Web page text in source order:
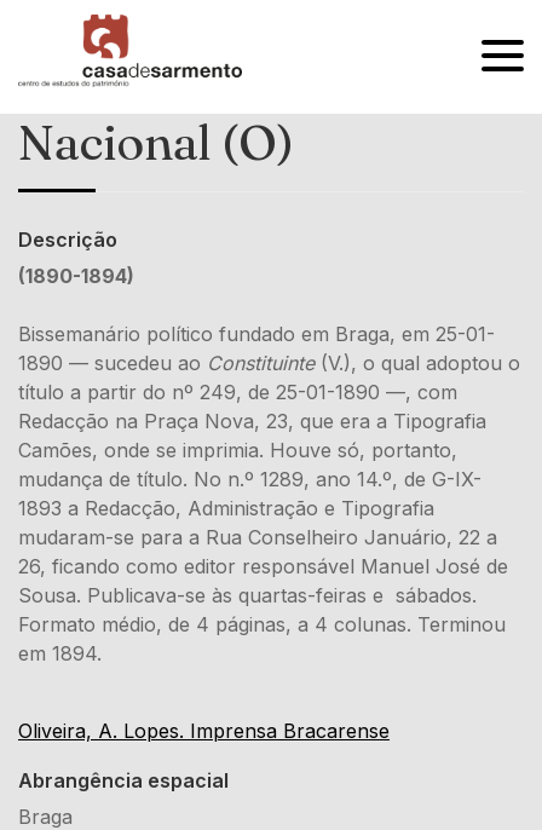
OPEN
Nacional (O)
Descrição
(1890-1894)
Bissemanário político fundado em Braga, em 25-01-
1890 — sucedeu ao Constituinte (V.), o qual adoptou o
título a partir do nº 249, de 25-01-1890 —, com
Redacção na Praça Nova, 23, que era a Tipografia
Camões, onde se imprimia. Houve só, portanto,
mudança de título. No n.º 1289, ano 14.º, de G-IX-
1893 a Redacção, Administração e Tipografia
mudaram-se para a Rua Conselheiro Januário, 22 a
26, ficando como editor responsável Manuel José de
Sousa. Publicava-se às quartas-feiras e sábados.
Formato médio, de 4 páginas, a 4 colunas. Terminou
em 1894.
Oliveira, A. Lopes. Imprensa Bracarense
Abrangência espacial
Braga